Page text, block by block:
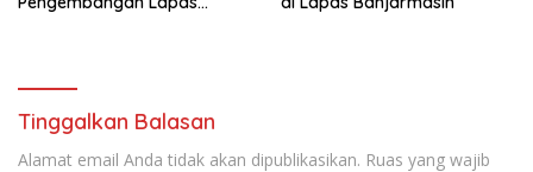
Tinggalkan Balasan
Alamat email Anda tidak akan dipublikasikan. Ruas yang wajib